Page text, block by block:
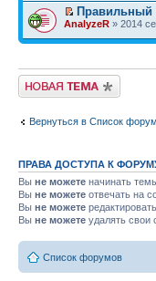
Правильный
AnalyzeR » 2014
Начать новую тему
Вернуться в Список
ПРАВА ДОСТУПА К
Вы не можете начинать
Вы не можете отвечать на
Вы не можете
Вы не можете удалять свои
Список форумов